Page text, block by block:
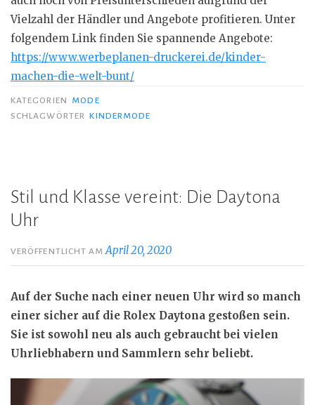
Vielzahl der Händler und Angebote profitieren. Unter
folgendem Link finden Sie spannende Angebote:
https://www.werbeplanen-druckerei.de/kinder-
machen-die-welt-bunt/
KATEGORIEN
MODE
SCHLAGWÖRTER
KINDERMODE
Stil und Klasse vereint: Die Daytona
Uhr
VERÖFFENTLICHT AMApril 20, 2020
Auf der Suche nach einer neuen Uhr wird so manch
einer sicher auf die Rolex Daytona gestoßen sein.
Sie ist sowohl neu als auch gebraucht bei vielen
Uhrliebhabern und Sammlern sehr beliebt.